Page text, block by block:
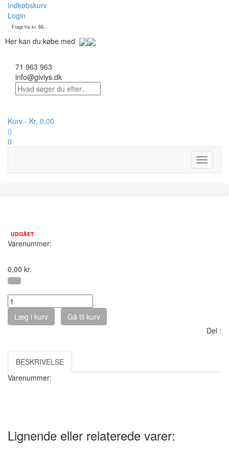
Indkøbskurv
Login
Fragt fra kr. 69,-
Her kan du købe med
71 963 963
info@givlys.dk
Kurv - Kr. 0,00
0
Toggle
UDGÅET
Varenummer:
0,00 kr.
Læg i kurv
Gå til kurv
Del :
BESKRIVELSE
Varenummer:
Lignende eller relaterede varer: